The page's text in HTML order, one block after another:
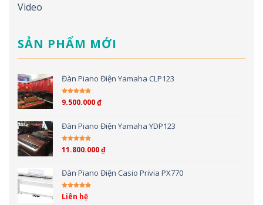
Video
SẢN PHẨM MỚI
Đàn Piano Điện Yamaha CLP123
Được xếp hạng
9.500.000₫
Đàn Piano Điện Yamaha YDP123
Được xếp hạng
11.800.000₫
Đàn Piano Điện Casio Privia PX770
Được xếp hạng
Liên hệ